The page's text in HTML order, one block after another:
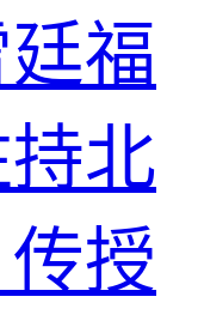
福
北
授